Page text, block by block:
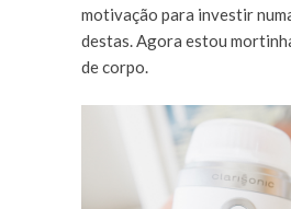
motivação para investir
destas. Agora estou
de corpo.